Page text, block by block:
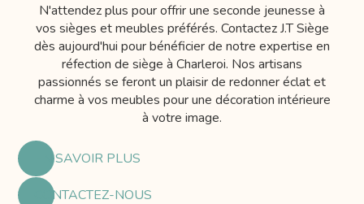
N'attendez plus pour offrir une seconde jeunesse à
vos sièges et meubles préférés. Contactez J.T Siège
dès aujourd'hui pour bénéficier de notre expertise en
réfection de siège à Charleroi. Nos artisans
passionnés se feront un plaisir de redonner éclat et
charme à vos meubles pour une décoration intérieure
à votre image.
EN SAVOIR PLUS
CONTACTEZ-NOUS